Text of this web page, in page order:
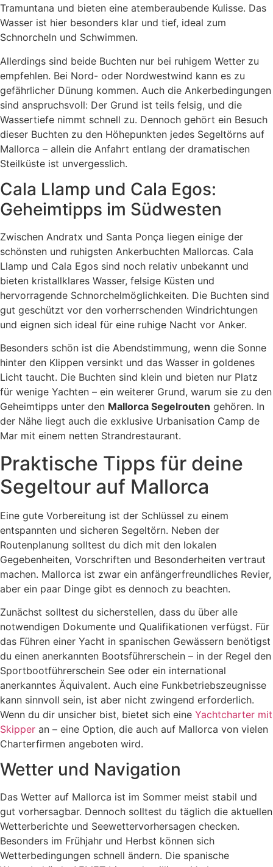
Tramuntana und bieten eine atemberaubende Kulisse. Das
Wasser ist hier besonders klar und tief, ideal zum
Schnorcheln und Schwimmen.
Allerdings sind beide Buchten nur bei ruhigem Wetter zu
empfehlen. Bei Nord- oder Nordwestwind kann es zu
gefährlicher Dünung kommen. Auch die Ankerbedingungen
sind anspruchsvoll: Der Grund ist teils felsig, und die
Wassertiefe nimmt schnell zu. Dennoch gehört ein Besuch
dieser Buchten zu den Höhepunkten jedes Segeltörns auf
Mallorca – allein die Anfahrt entlang der dramatischen
Steilküste ist unvergesslich.
Cala Llamp und Cala Egos:
Geheimtipps im Südwesten
Zwischen Andratx und Santa Ponça liegen einige der
schönsten und ruhigsten Ankerbuchten Mallorcas. Cala
Llamp und Cala Egos sind noch relativ unbekannt und
bieten kristallklares Wasser, felsige Küsten und
hervorragende Schnorchelmöglichkeiten. Die Buchten sind
gut geschützt vor den vorherrschenden Windrichtungen
und eignen sich ideal für eine ruhige Nacht vor Anker.
Besonders schön ist die Abendstimmung, wenn die Sonne
hinter den Klippen versinkt und das Wasser in goldenes
Licht taucht. Die Buchten sind klein und bieten nur Platz
für wenige Yachten – ein weiterer Grund, warum sie zu den
Geheimtipps unter den Mallorca Segelrouten gehören. In
der Nähe liegt auch die exklusive Urbanisation Camp de
Mar mit einem netten Strandrestaurant.
Praktische Tipps für deine
Segeltour auf Mallorca
Eine gute Vorbereitung ist der Schlüssel zu einem
entspannten und sicheren Segeltörn. Neben der
Routenplanung solltest du dich mit den lokalen
Gegebenheiten, Vorschriften und Besonderheiten vertraut
machen. Mallorca ist zwar ein anfängerfreundliches Revier,
aber ein paar Dinge gibt es dennoch zu beachten.
Zunächst solltest du sicherstellen, dass du über alle
notwendigen Dokumente und Qualifikationen verfügst. Für
das Führen einer Yacht in spanischen Gewässern benötigst
du einen anerkannten Bootsführerschein – in der Regel den
Sportbootführerschein See oder ein international
anerkanntes Äquivalent. Auch eine Funkbetriebszeugnisse
kann sinnvoll sein, ist aber nicht zwingend erforderlich.
Wenn du dir unsicher bist, bietet sich eine Yachtcharter mit
Skipper an – eine Option, die auch auf Mallorca von vielen
Charterfirmen angeboten wird.
Wetter und Navigation
Das Wetter auf Mallorca ist im Sommer meist stabil und
gut vorhersagbar. Dennoch solltest du täglich die aktuellen
Wetterberichte und Seewettervorhersagen checken.
Besonders im Frühjahr und Herbst können sich
Wetterbedingungen schnell ändern. Die spanische